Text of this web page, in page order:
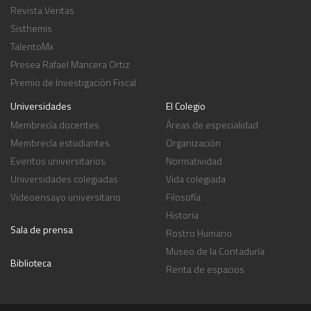
Revista Veritas
Sisthemis
TalentoMx
Presea Rafael Mancera Ortiz
Premio de Investigación Fiscal
Universidades
Membrecía docentes
Membrecía estudiantes
Eventos universitarios
Universidades colegiadas
Videoensayo universitario
Sala de prensa
Biblioteca
El Colegio
Áreas de especialidad
Organización
Normatividad
Vida colegiada
Filosofía
Historia
Rostro Humano
Museo de la Contaduría
Renta de espacios